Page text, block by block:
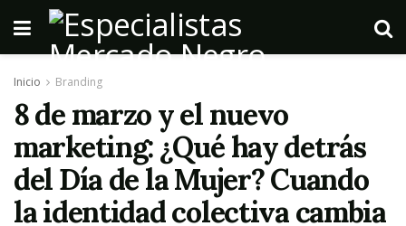
Inicio Branding
8 de marzo y el nuevo
marketing: ¿Qué hay detrás
del Día de la Mujer? Cuando
la identidad colectiva cambia